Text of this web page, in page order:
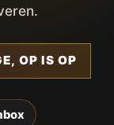
OP IS OP